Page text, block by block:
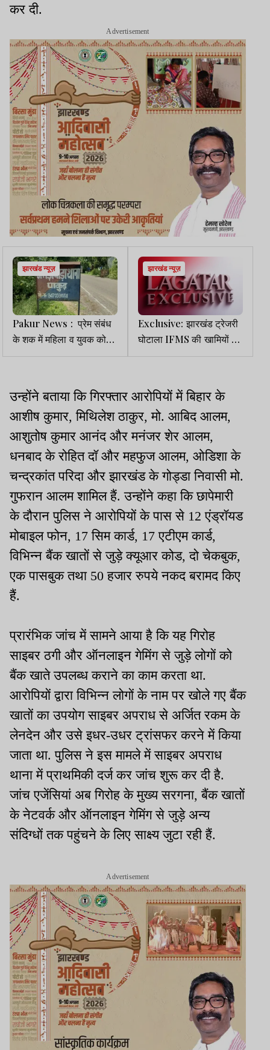
कर दी.
Advertisement
झारखंड न्यूज़
Pakur News : प्रेम संबंध
के शक में महिला व युवक को
अर्धनग्न कर गांव में घुमाया, 5
झारखंड न्यूज़
Exclusive: झारखंड ट्रेजरी
घोटाला IFMS की खामियों का
परिणाम
उन्होंने बताया कि गिरफ्तार आरोपियों में बिहार के
आशीष कुमार, मिथिलेश ठाकुर, मो. आबिद आलम,
आशुतोष कुमार आनंद और मनंजर शेर आलम,
धनबाद के रोहित दॉ और महफुज आलम, ओडिशा के
चन्द्रकांत परिदा और झारखंड के गोड्डा निवासी मो.
गुफरान आलम शामिल हैं. उन्होंने कहा कि छापेमारी
के दौरान पुलिस ने आरोपियों के पास से 12 एंड्रॉयड
मोबाइल फोन, 17 सिम कार्ड, 17 एटीएम कार्ड,
विभिन्न बैंक खातों से जुड़े क्यूआर कोड, दो चेकबुक,
एक पासबुक तथा 50 हजार रुपये नकद बरामद किए
हैं.
प्रारंभिक जांच में सामने आया है कि यह गिरोह
साइबर ठगी और ऑनलाइन गेमिंग से जुड़े लोगों को
बैंक खाते उपलब्ध कराने का काम करता था.
आरोपियों द्वारा विभिन्न लोगों के नाम पर खोले गए बैंक
खातों का उपयोग साइबर अपराध से अर्जित रकम के
लेनदेन और उसे इधर-उधर ट्रांसफर करने में किया
जाता था. पुलिस ने इस मामले में साइबर अपराध
थाना में प्राथमिकी दर्ज कर जांच शुरू कर दी है.
जांच एजेंसियां अब गिरोह के मुख्य सरगना, बैंक खातों
के नेटवर्क और ऑनलाइन गेमिंग से जुड़े अन्य
संदिग्धों तक पहुंचने के लिए साक्ष्य जुटा रही हैं.
Advertisement